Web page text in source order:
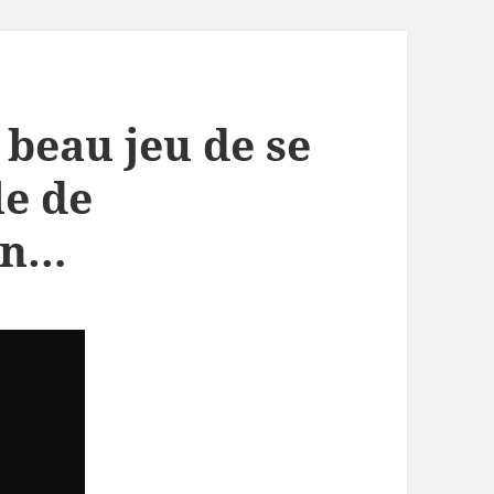
jeu de se
de